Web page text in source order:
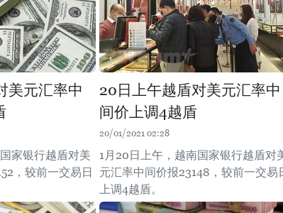
美元汇率中
家银行越盾对美
，较前一交易日
20日上午越盾对美元汇率中
间价上调4越盾
20/01/2021 02:28
1月20日上午，越南国家银行越盾对
元汇率中间价报23148，较前一交易
上调4越盾。